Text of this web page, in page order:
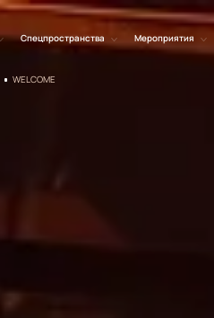
Спецпространства Мероприятия
WELCOME